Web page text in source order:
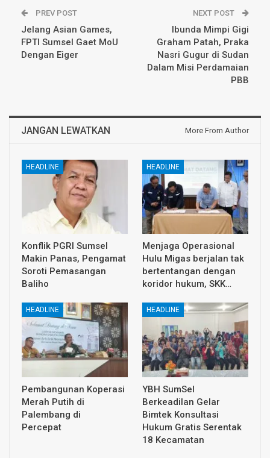
PREV POST
Jelang Asian Games,
FPTI Sumsel Gaet MoU
Dengan Eiger
NEXT POST
Ibunda Mimpi Gigi
Graham Patah, Praka
Nasri Gugur di Sudan
Dalam Misi Perdamaian
PBB
JANGAN LEWATKAN More From Author
HEADLINE
Konflik PGRI Sumsel
Makin Panas, Pengamat
Soroti Pemasangan
Baliho
HEADLINE
Menjaga Operasional
Hulu Migas berjalan tak
bertentangan dengan
koridor hukum, SKK…
HEADLINE
Pembangunan Koperasi
Merah Putih di
Palembang di
Percepat
HEADLINE
YBH SumSel
Berkeadilan Gelar
Bimtek Konsultasi
Hukum Gratis Serentak
18 Kecamatan